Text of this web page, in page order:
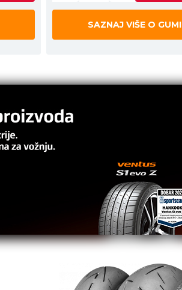
SAZNAJ VIŠE O GUMI